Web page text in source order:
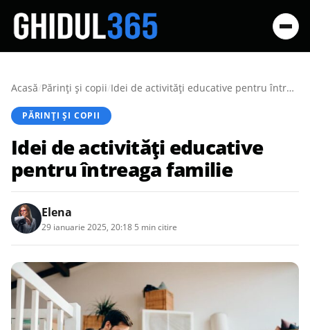
Acasă/Părinți și copii/ Idei de activități educative pentru întreaga familie
PĂRINȚI ȘI COPII
Idei de activități educative
pentru întreaga familie
Elena
29 ianuarie 2025, 20:18 5 min citire